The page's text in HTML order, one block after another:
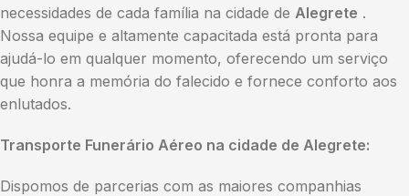
necessidades de cada família na cidade de Alegrete .
Nossa equipe e altamente capacitada está pronta para
ajudá-lo em qualquer momento, oferecendo um serviço
que honra a memória do falecido e fornece conforto aos
enlutados.
Transporte Funerário Aéreo na cidade de Alegrete:
Dispomos de parcerias com as maiores companhias